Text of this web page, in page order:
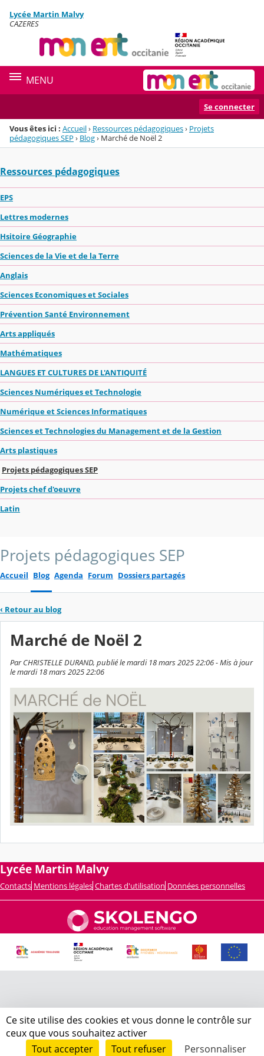
Menu de la rubrique
Contenu
Lycée Martin Malvy
CAZERES
MENU
Se connecter
Vous êtes ici : Accueil› Ressources pédagogiques› Projets
pédagogiques SEP › Blog› Marché de Noël 2
Ressources pédagogiques
EPS
Lettres modernes
Hsitoire Géographie
Sciences de la Vie et de la Terre
Anglais
Sciences Economiques et Sociales
Prévention Santé Environnement
Arts appliqués
Mathématiques
LANGUES ET CULTURES DE L'ANTIQUITÉ
Sciences Numériques et Technologie
Numérique et Sciences Informatiques
Sciences et Technologies du Management et de la Gestion
Arts plastiques
Projets pédagogiques SEP
Projets chef d'oeuvre
Latin
Projets pédagogiques SEP
Accueil Blog Agenda Forum Dossiers partagés
‹ Retour au blog
Marché de Noël 2
Par CHRISTELLE DURAND, publié le mardi 18 mars 2025 22:06 - Mis à jour
le mardi 18 mars 2025 22:06
Lycée Martin Malvy
Contacts Mentions légales Chartes d'utilisation Données personnelles
Ce site utilise des cookies et vous donne le contrôle sur
ceux que vous souhaitez activer
Tout accepter
Tout refuser Personnaliser